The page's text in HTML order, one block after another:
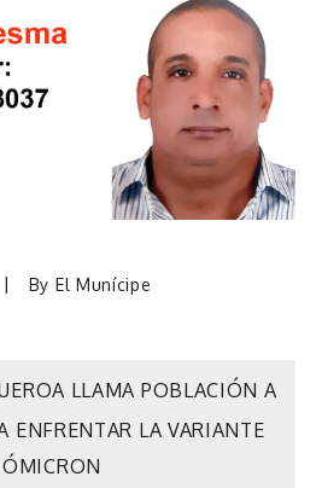
By El Munícipe
LLAMA POBLACIÓN A
ENFRENTAR LA VARIANTE
ÓMICRON